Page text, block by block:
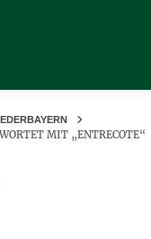
MIT „ENTRECOTE“